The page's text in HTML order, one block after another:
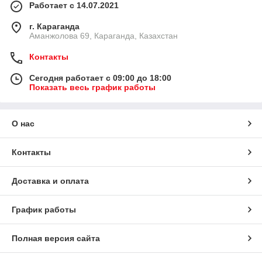
Работает с 14.07.2021
г. Караганда
Аманжолова 69, Караганда, Казахстан
Контакты
Сегодня работает с 09:00 до 18:00
Показать весь график работы
О нас
Контакты
Доставка и оплата
График работы
Полная версия сайта